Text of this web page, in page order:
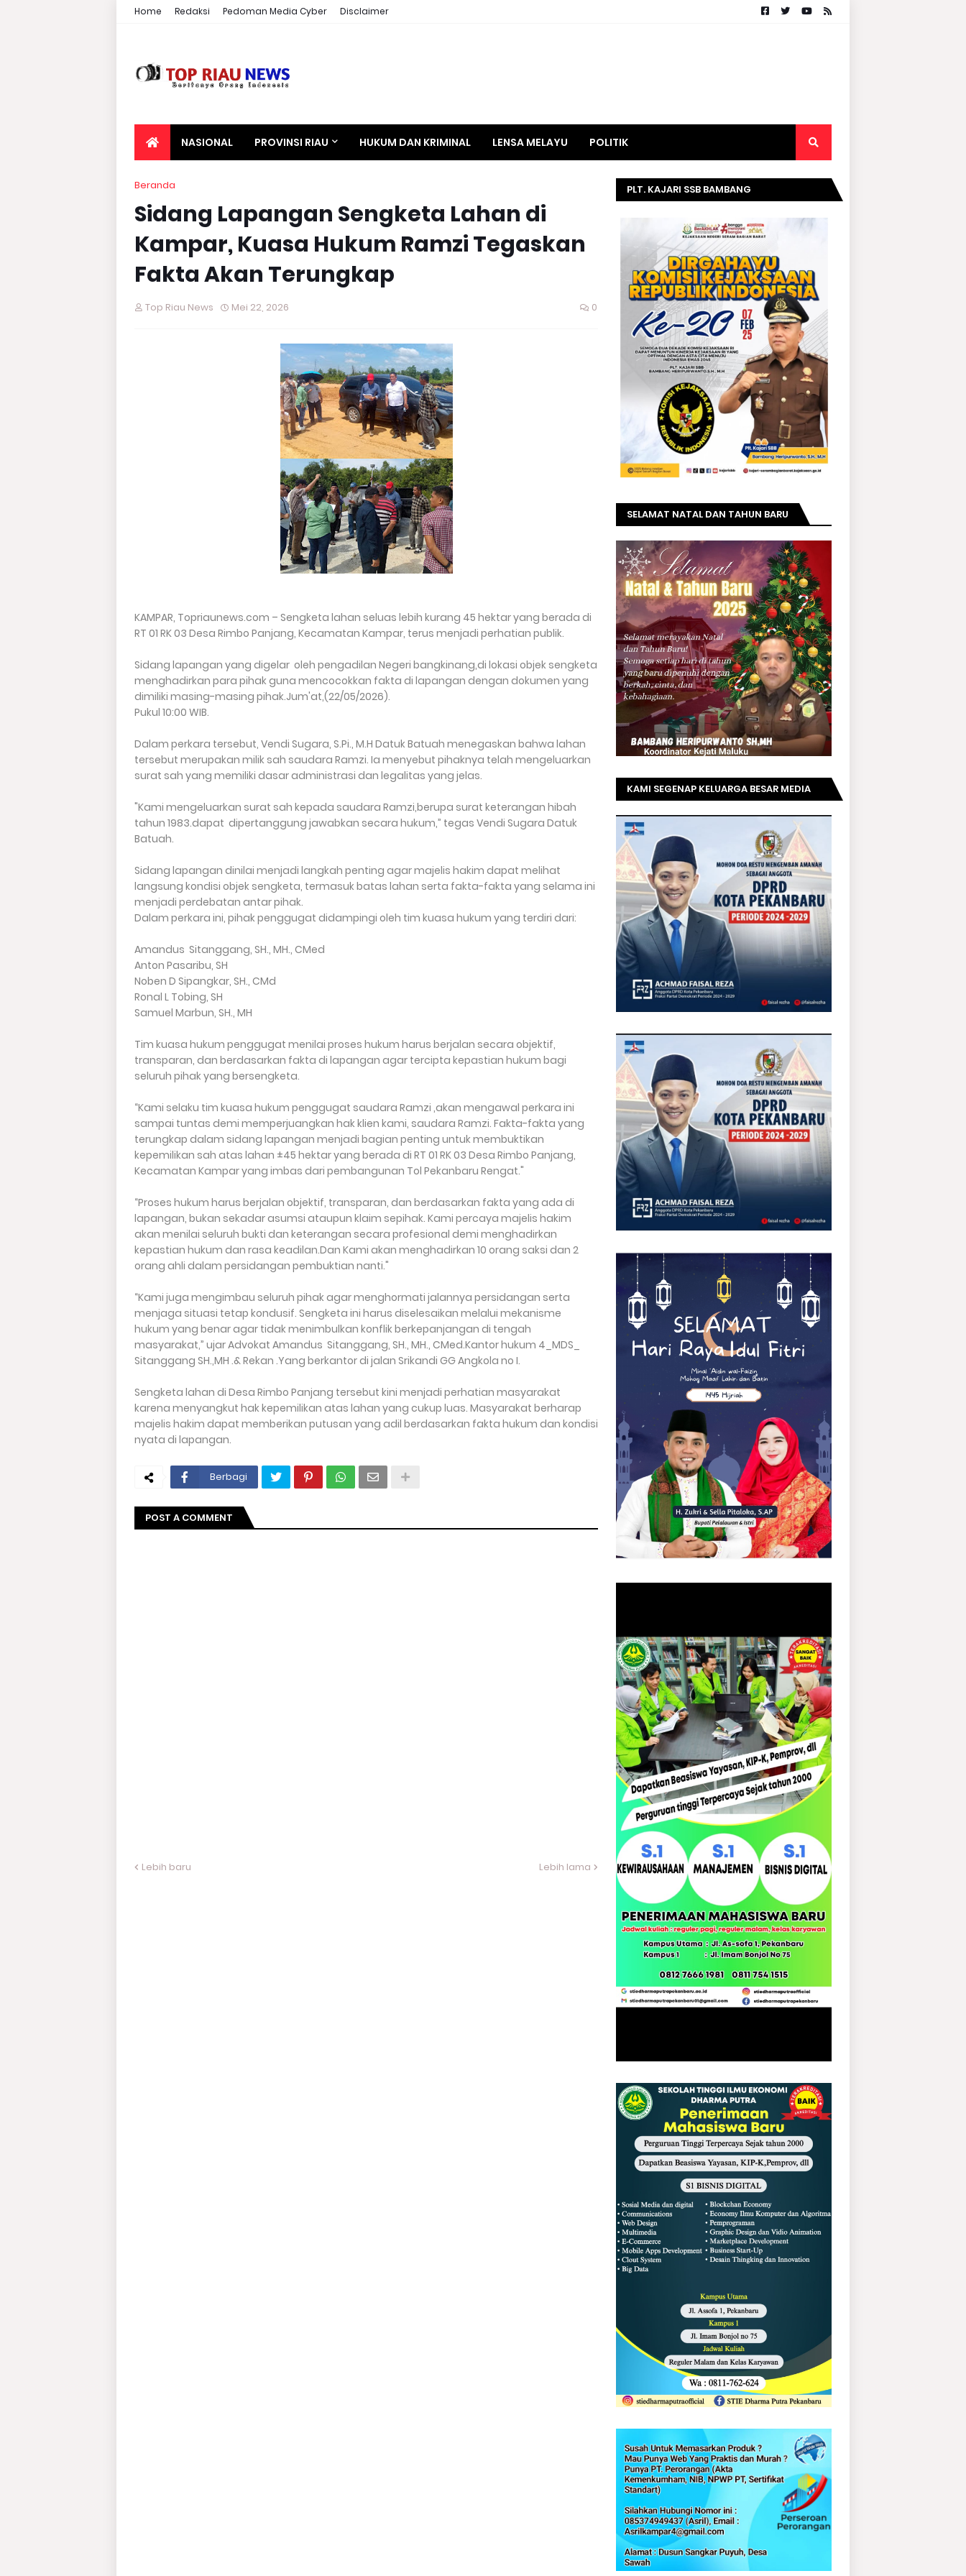
Home Redaksi Pedoman Media Cyber Disclaimer
NASIONAL PROVINSI RIAU HUKUM DAN KRIMINAL LENSA MELAYU POLITIK
Beranda
Sidang Lapangan Sengketa Lahan di
Kampar, Kuasa Hukum Ramzi Tegaskan
Fakta Akan Terungkap
Top Riau News Mei 22, 2026 0
KAMPAR, Topriaunews.com – Sengketa lahan seluas lebih kurang 45 hektar yang berada di
RT 01 RK 03 Desa Rimbo Panjang, Kecamatan Kampar, terus menjadi perhatian publik.
Sidang lapangan yang digelar oleh pengadilan Negeri bangkinang,di lokasi objek sengketa
menghadirkan para pihak guna mencocokkan fakta di lapangan dengan dokumen yang
dimiliki masing-masing pihak.Jum'at,(22/05/2026).
Pukul 10:00 WIB.
Dalam perkara tersebut, Vendi Sugara, S.Pi., M.H Datuk Batuah menegaskan bahwa lahan
tersebut merupakan milik sah saudara Ramzi. Ia menyebut pihaknya telah mengeluarkan
surat sah yang memiliki dasar administrasi dan legalitas yang jelas.
"Kami mengeluarkan surat sah kepada saudara Ramzi,berupa surat keterangan hibah
tahun 1983.dapat dipertanggung jawabkan secara hukum,” tegas Vendi Sugara Datuk
Batuah.
Sidang lapangan dinilai menjadi langkah penting agar majelis hakim dapat melihat
langsung kondisi objek sengketa, termasuk batas lahan serta fakta-fakta yang selama ini
menjadi perdebatan antar pihak.
Dalam perkara ini, pihak penggugat didampingi oleh tim kuasa hukum yang terdiri dari:
Amandus Sitanggang, SH., MH., CMed
Anton Pasaribu, SH
Noben D Sipangkar, SH., CMd
Ronal L Tobing, SH
Samuel Marbun, SH., MH
Tim kuasa hukum penggugat menilai proses hukum harus berjalan secara objektif,
transparan, dan berdasarkan fakta di lapangan agar tercipta kepastian hukum bagi
seluruh pihak yang bersengketa.
“Kami selaku tim kuasa hukum penggugat saudara Ramzi ,akan mengawal perkara ini
sampai tuntas demi memperjuangkan hak klien kami, saudara Ramzi. Fakta-fakta yang
terungkap dalam sidang lapangan menjadi bagian penting untuk membuktikan
kepemilikan sah atas lahan ±45 hektar yang berada di RT 01 RK 03 Desa Rimbo Panjang,
Kecamatan Kampar yang imbas dari pembangunan Tol Pekanbaru Rengat."
“Proses hukum harus berjalan objektif, transparan, dan berdasarkan fakta yang ada di
lapangan, bukan sekadar asumsi ataupun klaim sepihak. Kami percaya majelis hakim
akan menilai seluruh bukti dan keterangan secara profesional demi menghadirkan
kepastian hukum dan rasa keadilan.Dan Kami akan menghadirkan 10 orang saksi dan 2
orang ahli dalam persidangan pembuktian nanti."
“Kami juga mengimbau seluruh pihak agar menghormati jalannya persidangan serta
menjaga situasi tetap kondusif. Sengketa ini harus diselesaikan melalui mekanisme
hukum yang benar agar tidak menimbulkan konflik berkepanjangan di tengah
masyarakat,” ujar Advokat Amandus Sitanggang, SH., MH., CMed.Kantor hukum 4_MDS_
Sitanggang SH.,MH .& Rekan .Yang berkantor di jalan Srikandi GG Angkola no I.
Sengketa lahan di Desa Rimbo Panjang tersebut kini menjadi perhatian masyarakat
karena menyangkut hak kepemilikan atas lahan yang cukup luas. Masyarakat berharap
majelis hakim dapat memberikan putusan yang adil berdasarkan fakta hukum dan kondisi
nyata di lapangan.
Berbagi
POST A COMMENT
Lebih baru Lebih lama
PLT. KAJARI SSB BAMBANG
SELAMAT DIRGAHAYU KOMISI
KEJAKSAAN RI KE- 20 TAHUN.
SELAMAT NATAL DAN TAHUN BARU
KAMI SEGENAP KELUARGA BESAR MEDIA
SELAMAT KEPADA BAPAK ACHMAD FAISAL
REZ